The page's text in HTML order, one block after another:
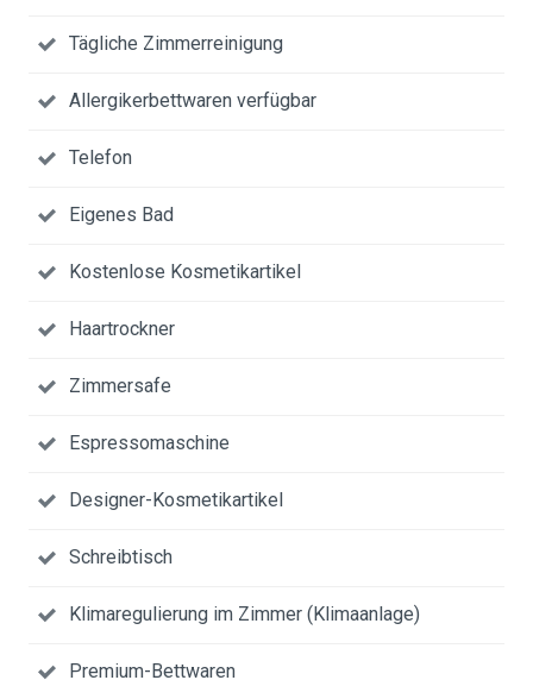
Tägliche Zimmerreinigung
Allergikerbettwaren verfügbar
Telefon
Eigenes Bad
Kostenlose Kosmetikartikel
Haartrockner
Zimmersafe
Espressomaschine
Designer-Kosmetikartikel
Schreibtisch
Klimaregulierung im Zimmer (Klimaanlage)
Premium-Bettwaren